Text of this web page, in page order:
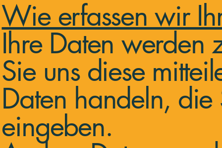
Wie erfassen wir
Ihre Daten werden
Sie uns diese
Daten handeln,
eingeben.